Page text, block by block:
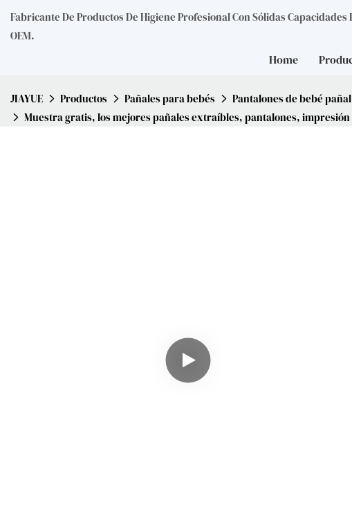
Fabricante De Productos De Higiene Profesional Con Sólidas Capacidades
OEM.
Home
JIAYUE Productos Pañales para bebés
Pantalones de bebé pañal
Muestra gratis, los mejores pañales extraíbles, pantalones,